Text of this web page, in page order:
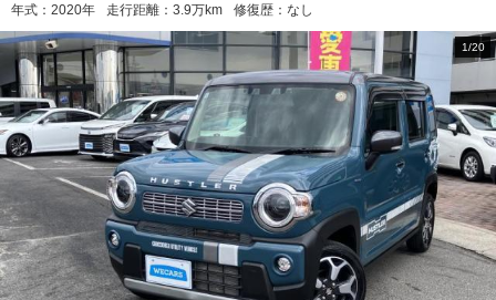
年式： 2020年 走行距離： 3.9万km 修復歴： なし
1/20